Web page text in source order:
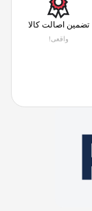
تضمین اصالت کالا
واقعی!